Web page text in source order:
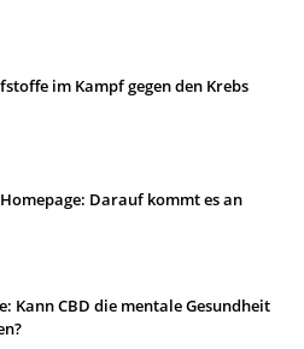
im Kampf gegen den Krebs
Darauf kommt es an
Kann CBD die mentale Gesundheit